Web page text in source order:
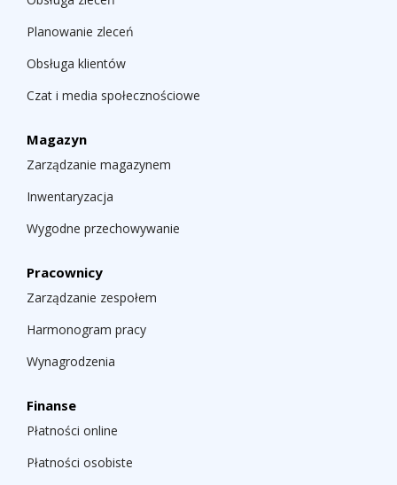
Planowanie zleceń
Obsługa klientów
Czat i media społecznościowe
Magazyn
Zarządzanie magazynem
Inwentaryzacja
Wygodne przechowywanie
Pracownicy
Zarządzanie zespołem
Harmonogram pracy
Wynagrodzenia
Finanse
Płatności online
Płatności osobiste